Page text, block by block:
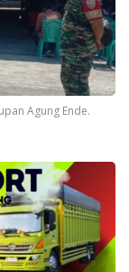
Agung Ende.